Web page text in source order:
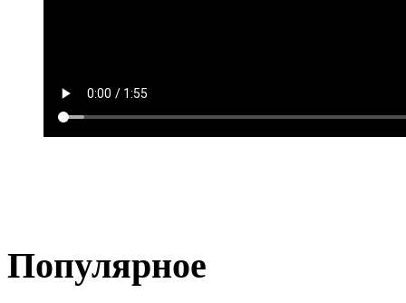
Популярное